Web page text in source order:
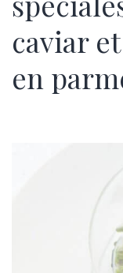
caviar
en